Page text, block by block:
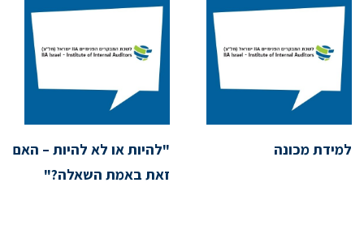
למידת מכונה
"להיות או לא להיות – האם
זאת באמת השאלה?"